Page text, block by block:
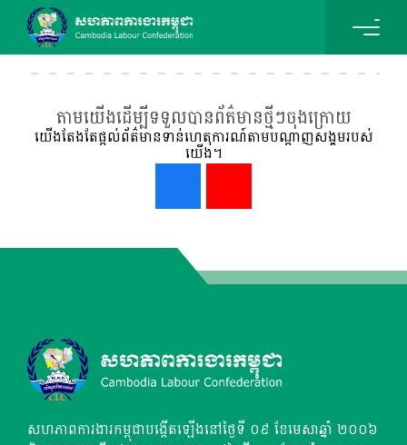
តាមយើងដើម្បីទទួលបានព័ត៌មានថ្មីៗចុងក្រោយ
យើងតែងតែផ្ដល់ព័ត៌មានទាន់ហេតុការណ៍តាមបណ្ដាញសង្គមរបស់
យើង។
សហភាពការងារកម្ពុជាបង្កើតឡើងនៅថ្ងៃទី ០៩ ខែមេសាឆ្នាំ ២០០៦